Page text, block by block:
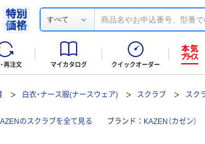
すべて
再注文 マイカタログ クイックオーダー
白衣・ナース服(ナースウェア) スクラブ スク
のスクラブを全て見る ブランド KAZEN（カゼン）